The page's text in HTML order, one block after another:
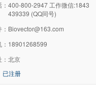
400-800-2947 工作微信:1843
439339 (QQ同号)
Biovector@163.com
18901268599
北京
已注册